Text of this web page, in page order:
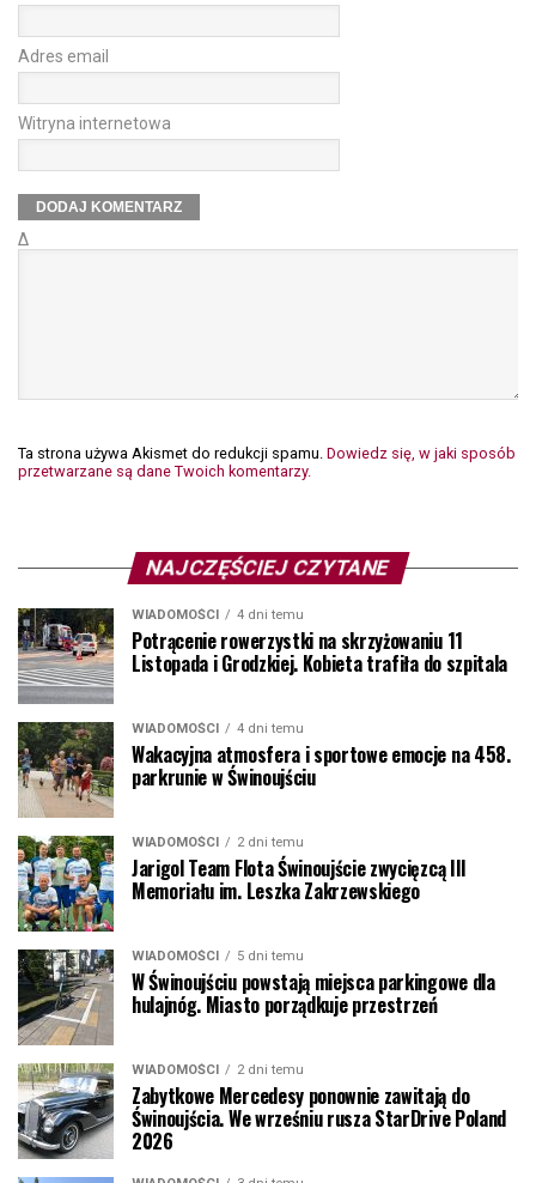
Adres email
Witryna internetowa
Δ
Ta strona używa Akismet do redukcji spamu. Dowiedz się, w jaki sposób
przetwarzane są dane Twoich komentarzy.
NAJCZĘŚCIEJ CZYTANE
WIADOMOŚCI 4 dni temu
Potrącenie rowerzystki na skrzyżowaniu 11
Listopada i Grodzkiej. Kobieta trafiła do szpitala
WIADOMOŚCI 4 dni temu
Wakacyjna atmosfera i sportowe emocje na 458.
parkrunie w Świnoujściu
WIADOMOŚCI 2 dni temu
Jarigol Team Flota Świnoujście zwycięzcą III
Memoriału im. Leszka Zakrzewskiego
WIADOMOŚCI 5 dni temu
W Świnoujściu powstają miejsca parkingowe dla
hulajnóg. Miasto porządkuje przestrzeń
WIADOMOŚCI 2 dni temu
Zabytkowe Mercedesy ponownie zawitają do
Świnoujścia. We wrześniu rusza StarDrive Poland
2026